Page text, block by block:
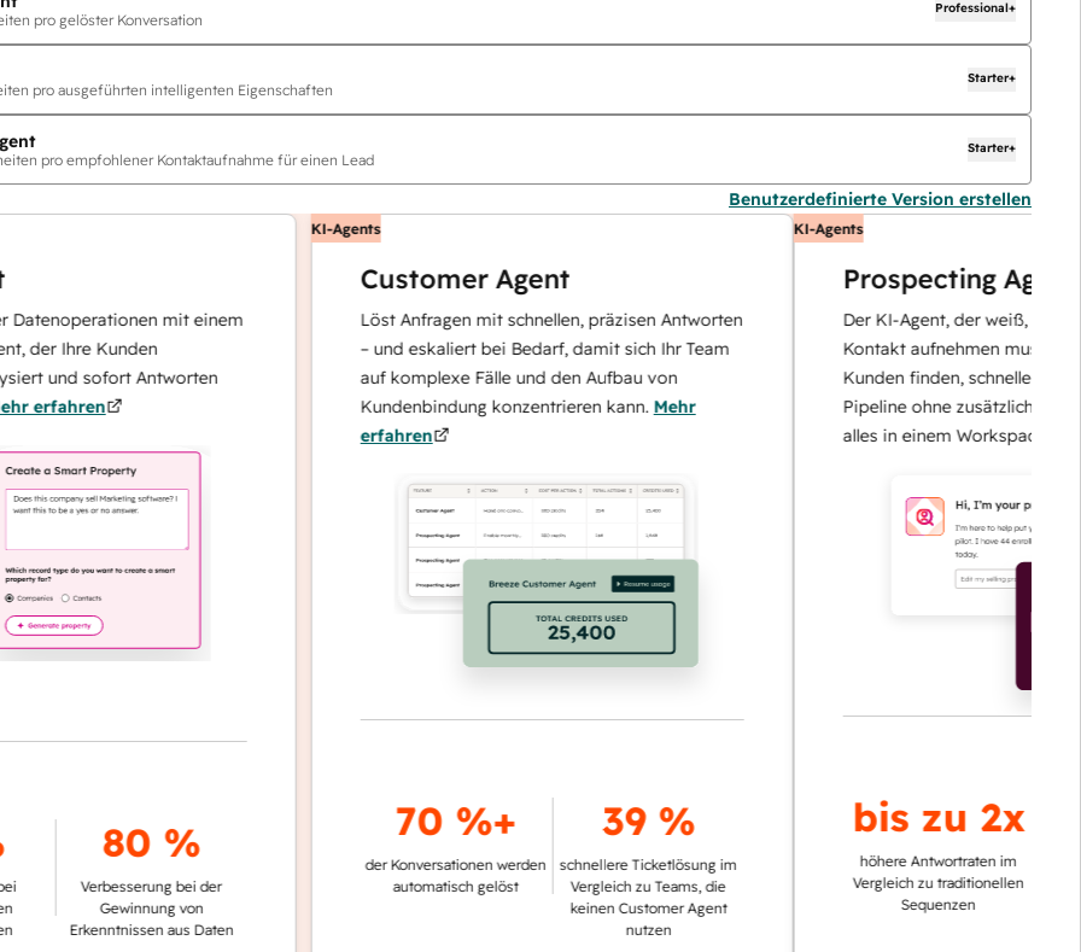
pro gelöster Konversation
Professional+
pro ausgeführten intelligenten Eigenschaften
Starter+
pro empfohlener Kontaktaufnahme für einen Lead
Starter+
Benutzerdefinierte Version erstellen
mit einem
Kunden
sofort Antworten
80 %
Verbesserung bei der
Gewinnung von
Erkenntnissen aus Daten
KI-Agents
Customer Agent
Löst Anfragen mit schnellen, präzisen Antworten
– und eskaliert bei Bedarf, damit sich Ihr Team
auf komplexe Fälle und den Aufbau von
Kundenbindung konzentrieren kann.Mehr
erfahren
70 %+
der Konversationen werden
automatisch gelöst
39 %
schnellere Ticketlösung im
Vergleich zu Teams, die
keinen Customer Agent
KI-Agents
Prospecting Agent
Der KI-Agent, der weiß, wann und wie
Kontakt aufnehmen muss. Smarter
Kunden finden, schneller interagieren
Pipeline ohne zusätzliche Mitarbeiter
alles in einem Workspace.Mehr
bis zu2x
höhere Antwortraten im
Vergleich zu traditionellen
Sequenzen
bis